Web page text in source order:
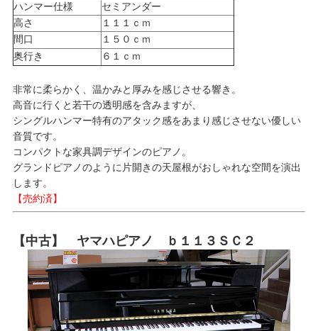
ハンマー仕様
セミアンダー
高さ
１１１ｃｍ
間口
１５０ｃｍ
奥行き
６１ｃｍ
非常に柔らかく、温かみと厚みを感じさせる響き。
高音に行くと若干の透明感を含みますが、
シングルハンマー特有のアタック感をあまり感じさせない優しい
音質です。
コンパクトな家具調デザインのピアノ。
グランドピアノのように片開きの天屋根がおしゃれな空間を演出
します。
【売約済】
【中古】 ヤマハピアノ ｂ１１３ＳＣ２